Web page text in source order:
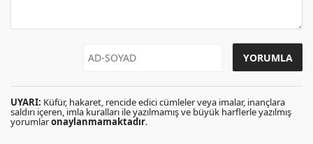
UYARI: Küfür, hakaret, rencide edici cümleler veya imalar, inançlara
saldırı içeren, imla kuralları ile yazılmamış ve büyük harflerle yazılmış
yorumlaronaylanmamaktadır.